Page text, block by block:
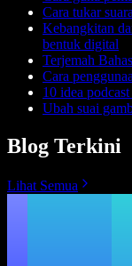
Cara tukar
Kebangkitan
bentuk digital
Terjemah
Cara
10 idea
Ubah suai
Blog Terkini
Lihat Semua